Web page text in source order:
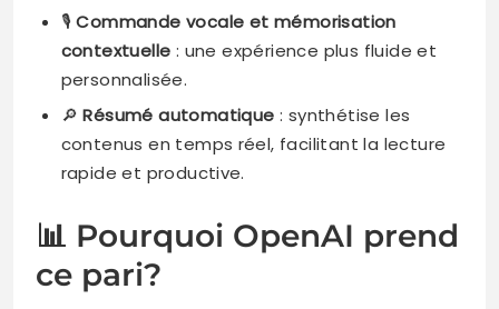
🎙️Commande vocale et mémorisation
contextuelle : une expérience plus fluide et
personnalisée.
🔎Résumé automatique : synthétise les
contenus en temps réel, facilitant la lecture
rapide et productive.
📊 Pourquoi OpenAI prend
ce pari?